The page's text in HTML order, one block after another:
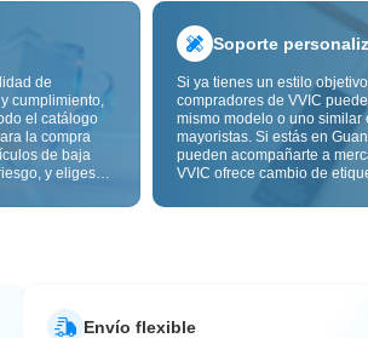
de
cumplimiento,
el catálogo
la compra
de baja
y eliges
de
Soporte
Si ya tienes un estilo
compradores de VVIC
mismo modelo o uno similar
mayoristas. Si estás en
pueden acompañarte a
VVIC ofrece cambio de
imagen o muestra, para que
Envío flexible